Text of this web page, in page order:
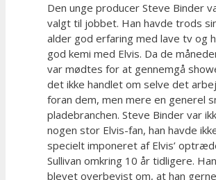
Den unge producer Steve Binder
valgt til jobbet. Han havde trods
alder god erfaring med lave tv og
god kemi med Elvis. Da de
var mødtes for at gennemgå
det ikke handlet om selve det
foran dem, men mere en generel
pladebranchen. Steve Binder var
nogen stor Elvis-fan, han havde
specielt imponeret af Elvis’
Sullivan omkring 10 år tidligere.
blevet overbevist om, at han